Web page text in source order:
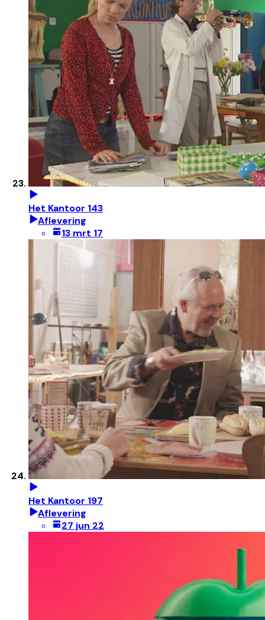
Het Kantoor 143
Aflevering
13 mrt 17
Het Kantoor 197
Aflevering
27 jun 22